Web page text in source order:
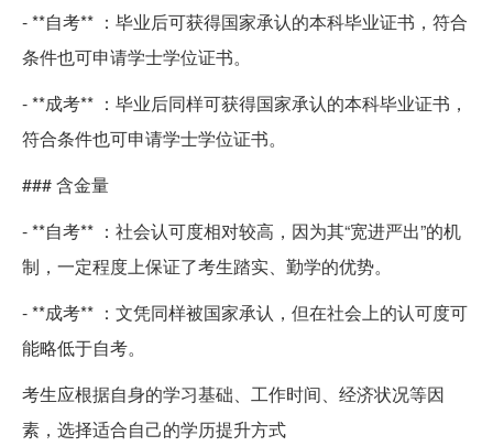
- **自考** ：毕业后可获得国家承认的本科毕业证书，符合
条件也可申请学士学位证书。
- **成考** ：毕业后同样可获得国家承认的本科毕业证书，
符合条件也可申请学士学位证书。
### 含金量
- **自考** ：社会认可度相对较高，因为其“宽进严出”的机
制，一定程度上保证了考生踏实、勤学的优势。
- **成考** ：文凭同样被国家承认，但在社会上的认可度可
能略低于自考。
考生应根据自身的学习基础、工作时间、经济状况等因
素，选择适合自己的学历提升方式